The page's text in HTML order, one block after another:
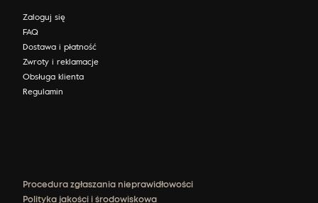
Zaloguj się
FAQ
Dostawa i płatność
Zwroty i reklamacje
Obsługa klienta
Regulamin
Procedura zgłaszania nieprawidłowości
Polityka jakości i środowiskowa